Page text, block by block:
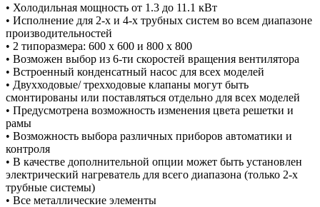
• Холодильная мощность от 1.3 до 11.1 кВт
• Исполнение для 2-х и 4-х трубных систем во всем диапазоне
производительностей
• 2 типоразмера: 600 x 600 и 800 x 800
• Возможен выбор из 6-ти скоростей вращения вентилятора
• Встроенный конденсатный насос для всех моделей
• Двухходовые/ трехходовые клапаны могут быть
смонтированы или поставляться отдельно для всех моделей
• Предусмотрена возможность изменения цвета решетки и
рамы
• Возможность выбора различных приборов автоматики и
контроля
• В качестве дополнительной опции может быть установлен
электрический нагреватель для всего диапазона (только 2-х
трубные системы)
• Все металлические элементы